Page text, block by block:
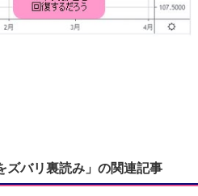
ズバリ裏読み」の関連記事